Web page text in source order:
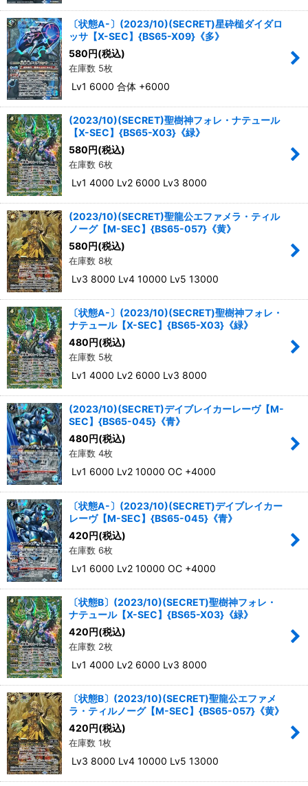
〔状態A-〕(2023/10)(SECRET)星砕槌ダイダロ
ッサ【X-SEC】{BS65-X09}《多》
580円(税込)
在庫数 5枚
Lv1 6000 合体 +6000
(2023/10)(SECRET)聖樹神フォレ・ナテュール
【X-SEC】{BS65-X03}《緑》
580円(税込)
在庫数 6枚
Lv1 4000 Lv2 6000 Lv3 8000
(2023/10)(SECRET)聖龍公エファメラ・ティル
ノーグ【M-SEC】{BS65-057}《黄》
580円(税込)
在庫数 8枚
Lv3 8000 Lv4 10000 Lv5 13000
〔状態A-〕(2023/10)(SECRET)聖樹神フォレ・
ナテュール【X-SEC】{BS65-X03}《緑》
480円(税込)
在庫数 5枚
Lv1 4000 Lv2 6000 Lv3 8000
(2023/10)(SECRET)デイブレイカーレーヴ【M-
SEC】{BS65-045}《青》
480円(税込)
在庫数 4枚
Lv1 6000 Lv2 10000 OC +4000
〔状態A-〕(2023/10)(SECRET)デイブレイカー
レーヴ【M-SEC】{BS65-045}《青》
420円(税込)
在庫数 6枚
Lv1 6000 Lv2 10000 OC +4000
〔状態B〕(2023/10)(SECRET)聖樹神フォレ・
ナテュール【X-SEC】{BS65-X03}《緑》
420円(税込)
在庫数 2枚
Lv1 4000 Lv2 6000 Lv3 8000
〔状態B〕(2023/10)(SECRET)聖龍公エファメ
ラ・ティルノーグ【M-SEC】{BS65-057}《黄》
420円(税込)
在庫数 1枚
Lv3 8000 Lv4 10000 Lv5 13000